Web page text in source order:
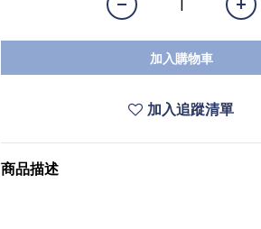
加入購物車
加入追蹤清單
商品描述